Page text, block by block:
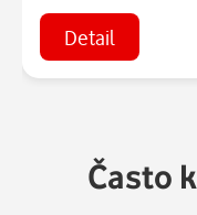
Detail
Často